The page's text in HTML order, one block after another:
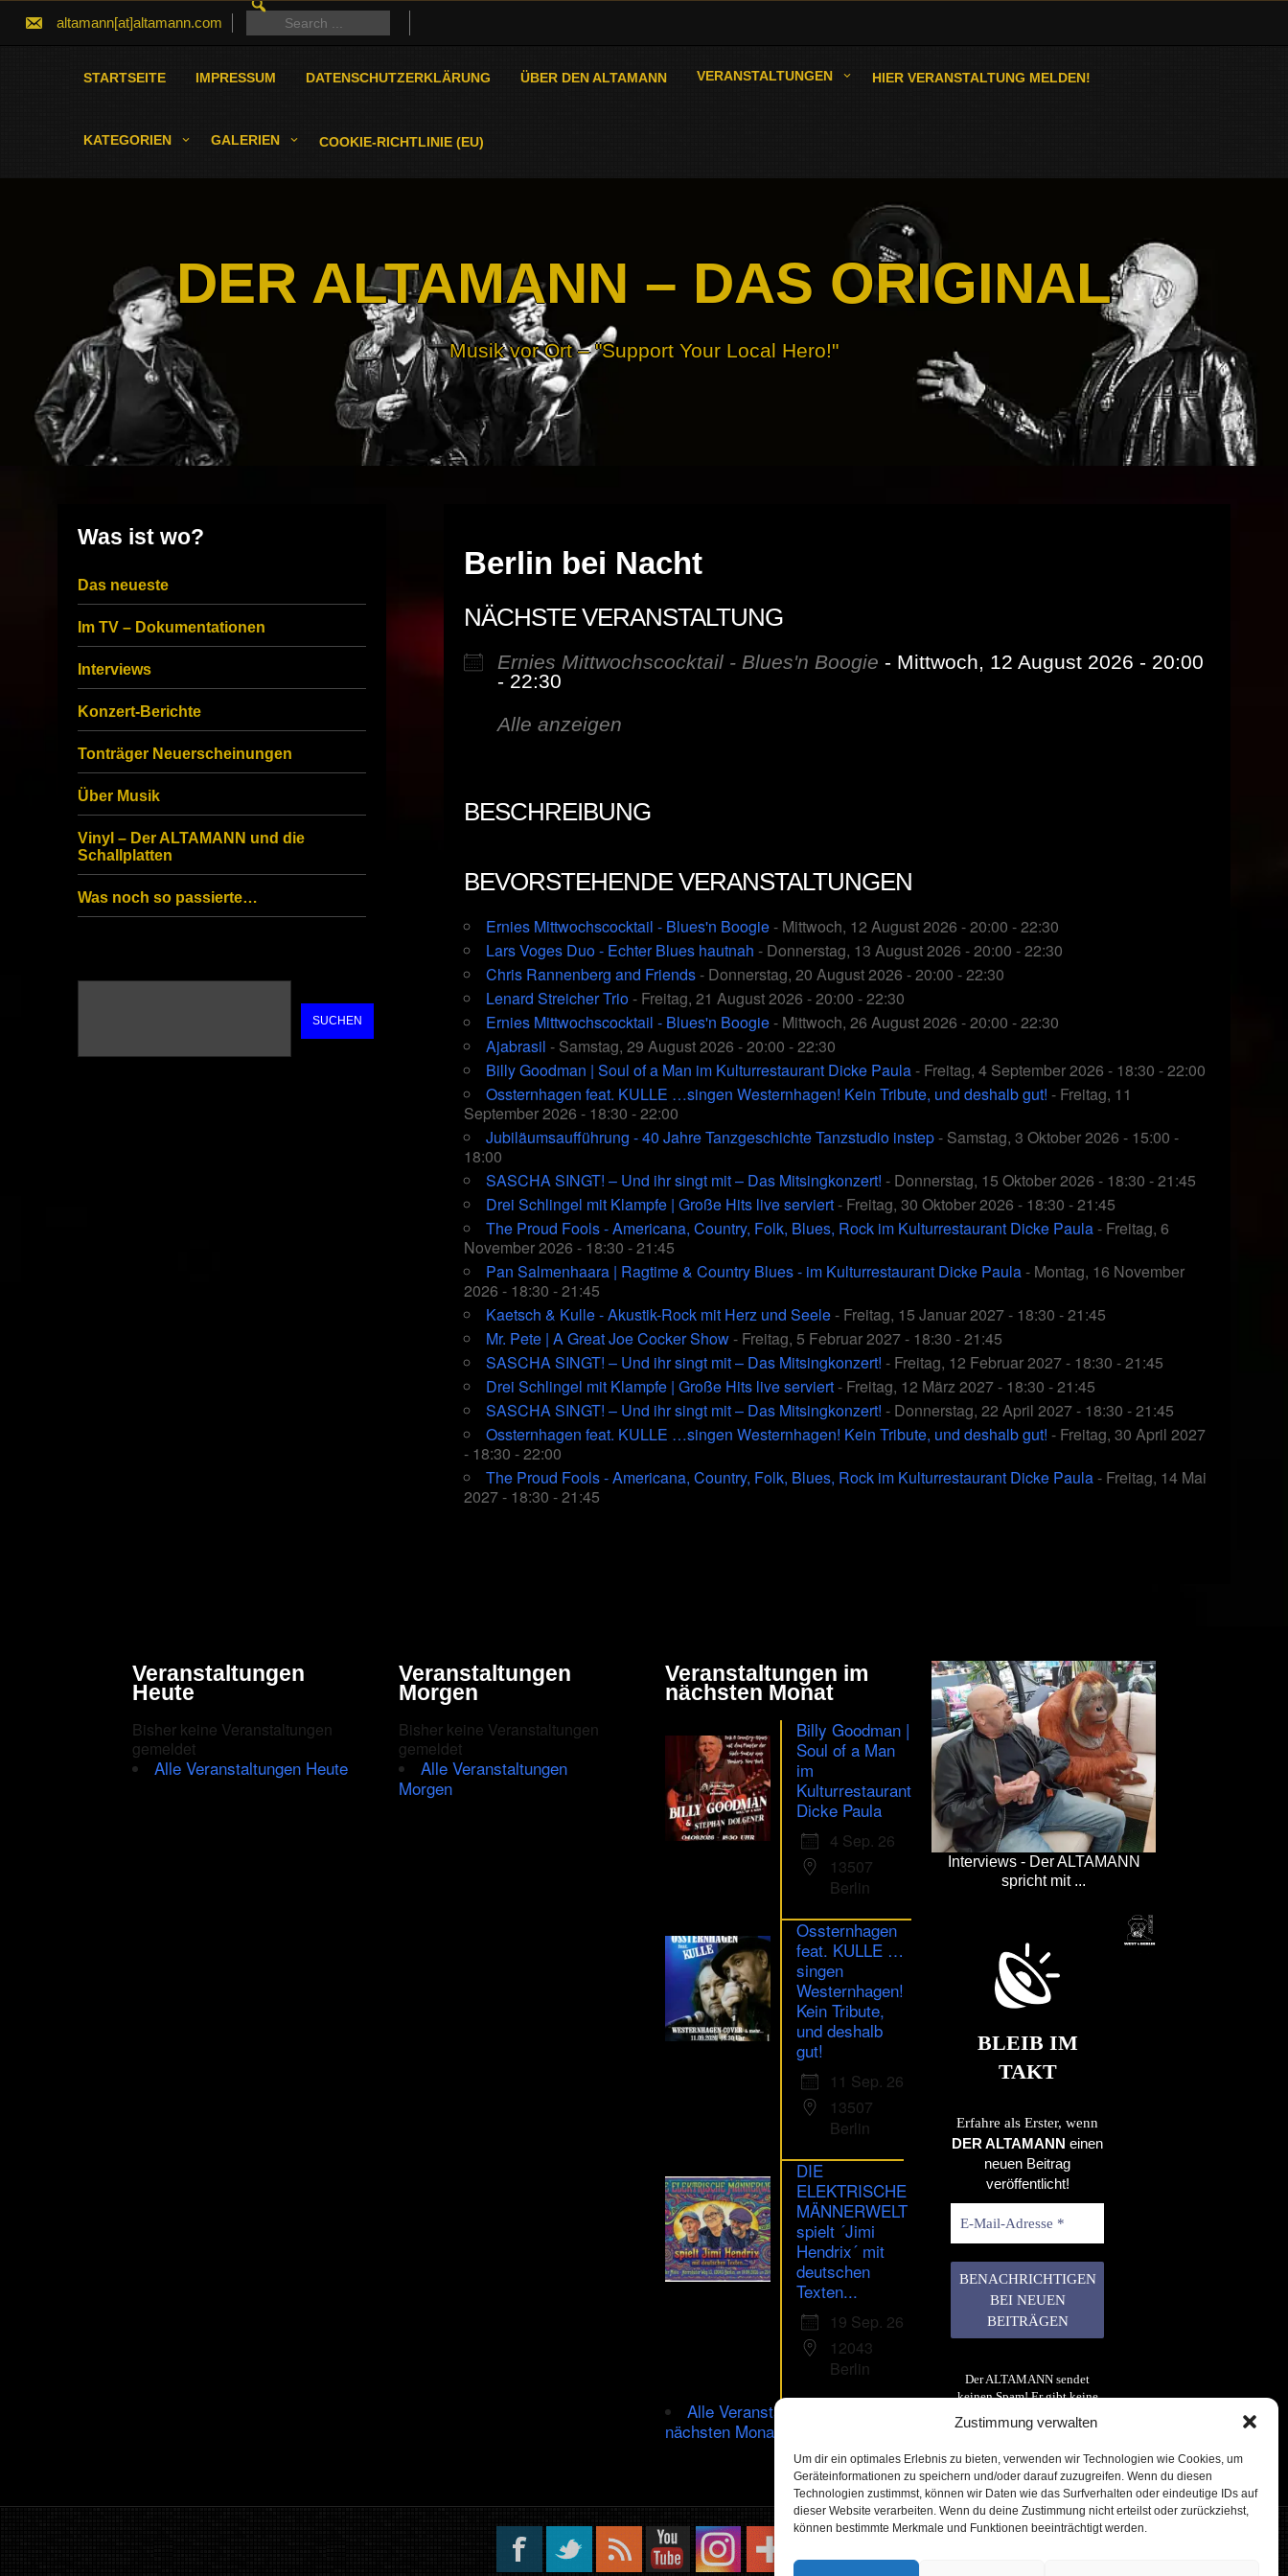
Zustimmung verwalten
Um dir ein optimales Erlebnis zu bieten, verwenden wir Technologien wie Cookies, um
Geräteinformationen zu speichern und/oder darauf zuzugreifen. Wenn du diesen
Technologien zustimmst, können wir Daten wie das Surfverhalten oder eindeutige IDs auf
dieser Website verarbeiten. Wenn du deine Zustimmung nicht erteilst oder zurückziehst,
können bestimmte Merkmale und Funktionen beeinträchtigt werden.
altamann[at]altamann.com
FOR:
Search
for:
STARTSEITE IMPRESSUM DATENSCHUTZERKLÄRUNG ÜBER DEN ALTAMANN VERANSTALTUNGEN HIER VERANSTALTUNG MELDEN!
KATEGORIEN GALERIEN COOKIE-RICHTLINIE (EU)
DER ALTAMANN – DAS ORIGINAL
Musik vor Ort – "Support Your Local Hero!"
Berlin bei Nacht
NÄCHSTE VERANSTALTUNG
Ernies Mittwochscocktail - Blues'n Boogie - Mittwoch, 12 August 2026 - 20:00
- 22:30
Alle anzeigen
BESCHREIBUNG
BEVORSTEHENDE VERANSTALTUNGEN
Ernies Mittwochscocktail - Blues'n Boogie- Mittwoch, 12 August 2026 - 20:00 - 22:30
Lars Voges Duo - Echter Blues hautnah - Donnerstag, 13 August 2026 - 20:00 - 22:30
Chris Rannenberg and Friends- Donnerstag, 20 August 2026 - 20:00 - 22:30
Lenard Streicher Trio- Freitag, 21 August 2026 - 20:00 - 22:30
Ernies Mittwochscocktail - Blues'n Boogie- Mittwoch, 26 August 2026 - 20:00 - 22:30
Ajabrasil - Samstag, 29 August 2026 - 20:00 - 22:30
Billy Goodman | Soul of a Man im Kulturrestaurant Dicke Paula- Freitag, 4 September 2026 - 18:30 - 22:00
Ossternhagen feat. KULLE …singen Westernhagen! Kein Tribute, und deshalb gut! - Freitag, 11
September 2026 - 18:30 - 22:00
Jubiläumsaufführung - 40 Jahre Tanzgeschichte Tanzstudio instep- Samstag, 3 Oktober 2026 - 15:00 -
18:00
SASCHA SINGT! – Und ihr singt mit – Das Mitsingkonzert! - Donnerstag, 15 Oktober 2026 - 18:30 - 21:45
Drei Schlingel mit Klampfe | Große Hits live serviert- Freitag, 30 Oktober 2026 - 18:30 - 21:45
The Proud Fools - Americana, Country, Folk, Blues, Rock im Kulturrestaurant Dicke Paula- Freitag, 6
November 2026 - 18:30 - 21:45
Pan Salmenhaara | Ragtime & Country Blues - im Kulturrestaurant Dicke Paula- Montag, 16 November
2026 - 18:30 - 21:45
Kaetsch & Kulle - Akustik-Rock mit Herz und Seele- Freitag, 15 Januar 2027 - 18:30 - 21:45
Mr. Pete | A Great Joe Cocker Show- Freitag, 5 Februar 2027 - 18:30 - 21:45
SASCHA SINGT! – Und ihr singt mit – Das Mitsingkonzert! - Freitag, 12 Februar 2027 - 18:30 - 21:45
Drei Schlingel mit Klampfe | Große Hits live serviert- Freitag, 12 März 2027 - 18:30 - 21:45
SASCHA SINGT! – Und ihr singt mit – Das Mitsingkonzert! - Donnerstag, 22 April 2027 - 18:30 - 21:45
Ossternhagen feat. KULLE …singen Westernhagen! Kein Tribute, und deshalb gut! - Freitag, 30 April 2027
- 18:30 - 22:00
The Proud Fools - Americana, Country, Folk, Blues, Rock im Kulturrestaurant Dicke Paula- Freitag, 14 Mai
2027 - 18:30 - 21:45
Was ist wo?
Das neueste
Im TV – Dokumentationen
Interviews
Konzert-Berichte
Tonträger Neuerscheinungen
Über Musik
Vinyl – Der ALTAMANN und die
Schallplatten
Was noch so passierte…
SUCHEN
Veranstaltungen
Heute
Bisher keine Veranstaltungen
gemeldet
Alle Veranstaltungen Heute
Veranstaltungen
Morgen
Bisher keine Veranstaltungen
gemeldet
Alle Veranstaltungen
Morgen
Veranstaltungen im
nächsten Monat
Billy Goodman |
Soul of a Man
im
Kulturrestaurant
Dicke Paula
4 Sep. 26
13507
Berlin
Ossternhagen
feat. KULLE …
singen
Westernhagen!
Kein Tribute,
und deshalb
gut!
11 Sep. 26
13507
Berlin
DIE
ELEKTRISCHE
MÄNNERWELT
spielt ´Jimi
Hendrix´ mit
deutschen
Texten...
19 Sep. 26
12043
Berlin
Alle Veranstaltungen im
nächsten Monat
Interviews - Der ALTAMANN
spricht mit ...
BLEIB IM
TAKT
Erfahre als Erster, wenn
DER ALTAMANN einen
neuen Beitrag
veröffentlicht!
Der ALTAMANN sendet
keinen Spam! Er gibt keine
Daten an dritte weiter. Erfahre
mehr in unserer
Datenschutzerklärung.